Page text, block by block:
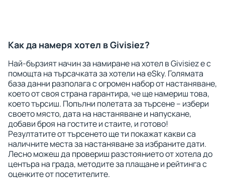
Как да намеря хотел в Givisiez?
Най-бързият начин за намиране на хотел в Givisiez е с
помощта на търсачката за хотели на eSky. Голямата
база данни разполага с огромен набор от настаняване,
което от своя страна гарантира, че ще намериш това,
което търсиш. Попълни полетата за търсене – избери
своето място, дата на настаняване и напускане,
добави броя на гостите и стаите, и готово!
Резултатите от търсенето ще ти покажат какви са
наличните места за настаняване за избраните дати.
Лесно можеш да провериш разстоянието от хотела до
центъра на града, методите за плащане и рейтинга с
оценките от посетителите.